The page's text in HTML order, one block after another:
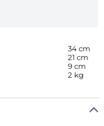
34 cm
21 cm
9 cm
2 kg